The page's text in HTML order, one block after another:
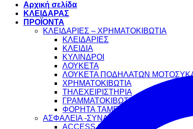
Αρχική σελίδα
ΚΛΕΙΔΑΡΑΣ
ΠΡΟΪΟΝΤΑ
ΚΛΕΙΔΑΡΙΕΣ – ΧΡΗΜΑΤΟΚΙΒΩΤΙΑ
ΚΛΕΙΔΑΡΙΕΣ
ΚΛΕΙΔΙΑ
ΚΥΛΙΝΔΡΟΙ
ΛΟΥΚΕΤΑ
ΛΟΥΚΕΤΑ ΠΟΔΗΛΑΤΩΝ
ΧΡΗΜΑΤΟΚΙΒΩΤΙΑ
ΤΗΛΕΧΕΙΡΙΣΤΗΡΙΑ
ΓΡΑΜΜΑΤΟΚΙΒΩΤΙΑ
ΦΟΡΗΤΑ ΤΑΜΕΙΑ ΚΑΙ
ΑΣΦΑΛΕΙΑ -ΣΥΝΑΓΕΡΜΟΙ
ACCESS CONTROL